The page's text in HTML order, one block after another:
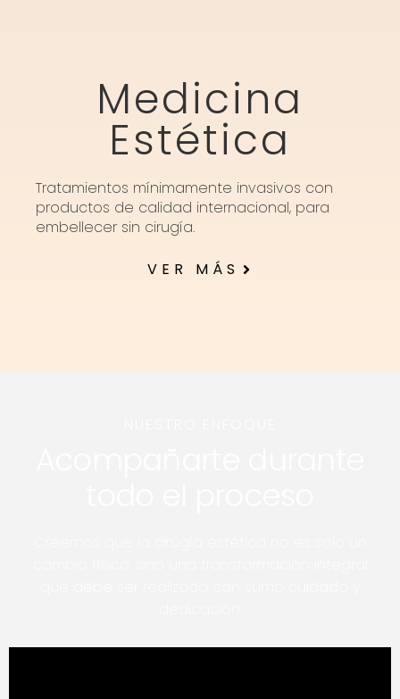
Medicina
Estética
Tratamientos mínimamente invasivos con
productos de calidad internacional, para
embellecer sin cirugía.
VER MÁS